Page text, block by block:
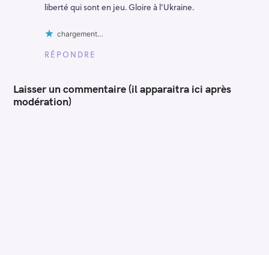
liberté qui sont en jeu. Gloire à l’Ukraine.
chargement…
RÉPONDRE
Laisser un commentaire (il apparaitra ici après
modération)